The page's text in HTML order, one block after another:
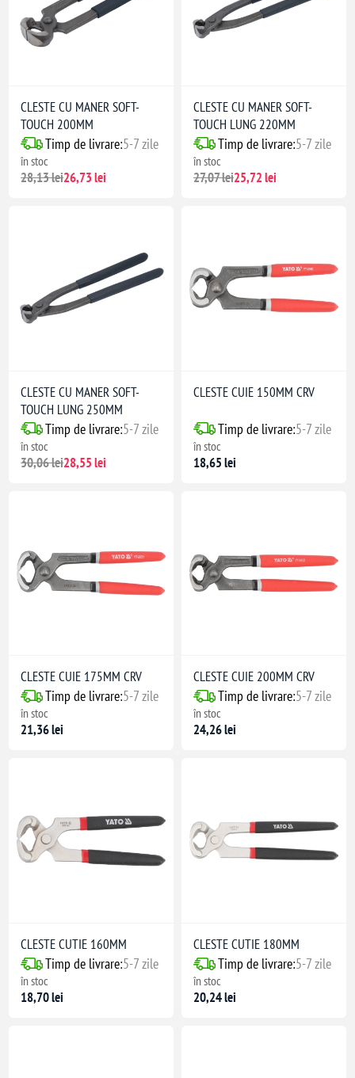
CLESTE CU MANER SOFT-
TOUCH 200MM
Timp de livrare:5-7 zile
în stoc
28,13 lei26,73 lei
CLESTE CU MANER SOFT-
TOUCH LUNG 220MM
Timp de livrare:5-7 zile
în stoc
27,07 lei25,72 lei
CLESTE CU MANER SOFT-
TOUCH LUNG 250MM
Timp de livrare:5-7 zile
în stoc
30,06 lei28,55 lei
CLESTE CUIE 150MM CRV
Timp de livrare:5-7 zile
în stoc
18,65 lei
CLESTE CUIE 175MM CRV
Timp de livrare:5-7 zile
în stoc
21,36 lei
CLESTE CUIE 200MM CRV
Timp de livrare:5-7 zile
în stoc
24,26 lei
CLESTE CUTIE 160MM
Timp de livrare:5-7 zile
în stoc
18,70 lei
CLESTE CUTIE 180MM
Timp de livrare:5-7 zile
în stoc
20,24 lei